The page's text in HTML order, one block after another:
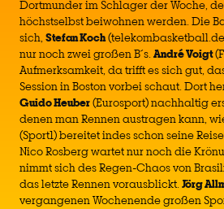
Dortmunder im Schlager der Woche,
höchstselbst beiwohnen werden. Die
sich, Stefan Koch
nur noch zwei großen B´s.André Voigt
Aufmerksamkeit, da trifft es sich gut,
Session in Boston vorbei schaut. Dort
Guido Heuber(Eurosport) nachhaltig
denen man Rennen austragen kann,
(Sport1) bereitet indes schon seine
Nico Rosberg wartet nur noch die
nimmt sich des Regen-Chaos von
das letzte Rennen vorausblickt.Jörg
vergangenen Wochenende großen